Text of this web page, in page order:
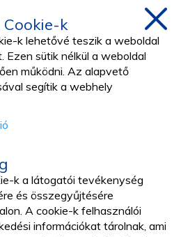
Cookie-k
k lehetővé teszik a weboldal
Ezen sütik nélkül a weboldal
működni. Az alapvető
segítik a webhely
k a látogatói tevékenység
és összegyűjtésére
A cookie-k felhasználói
információkat tárolnak, ami